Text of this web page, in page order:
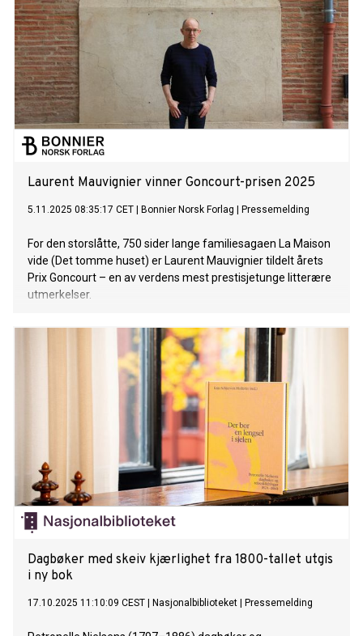
Laurent Mauvignier vinner Goncourt-prisen 2025
5.11.2025 08:35:17 CET Bonnier Norsk Forlag Pressemelding
For den storslåtte, 750 sider lange familiesagaen La Maison
vide (Det tomme huset) er Laurent Mauvignier tildelt årets
Prix Goncourt – en av verdens mest prestisjetunge litterære
utmerkelser.
Dagbøker med skeiv kjærlighet fra 1800-tallet utgis
i ny bok
17.10.2025 11:10:09 CEST Nasjonalbiblioteket Pressemelding